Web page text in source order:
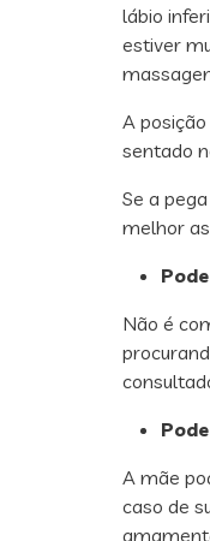
lábio
estiver
A
sentado
Se a
melhor
Não é
A mãe
caso de